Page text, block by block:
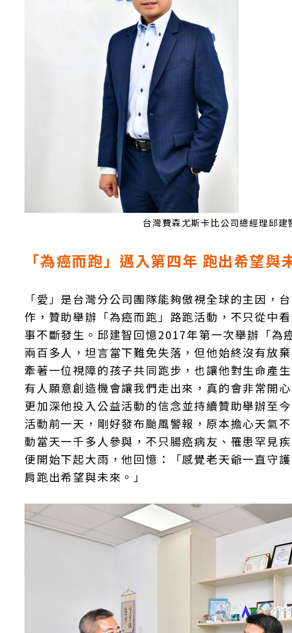
台灣費森尤斯卡比公司總經理邱
「為癌而跑」邁入第四年 跑出希望與
「愛」是台灣分公司團隊能夠傲視全球的主因，
作，贊助舉辦「為癌而跑」路跑活動，不只從中
事不斷發生。邱建智回憶2017年第一次舉辦「為
兩百多人，坦言當下難免失落，但他始終沒有放
牽著一位視障的孩子共同跑步，也讓他對生命產
有人願意創造機會讓我們走出來，真的會非常開
更加深他投入公益活動的信念並持續贊助舉辦至
活動前一天，剛好發布颱風警報，原本擔心天氣
動當天一千多人參與，不只腸癌病友、罹患罕見
便開始下起大雨，他回憶：「感覺老天爺一直守
肩跑出希望與未來。」